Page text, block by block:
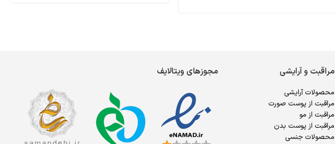
مراقبت و آرایشی
محصولات آرایشی
مراقبت از پوست صورت
مراقبت از مو
مراقبت از پوست بدن
محصولات جنسی
مجوزهای ویتالایف